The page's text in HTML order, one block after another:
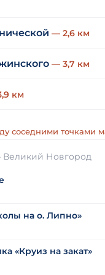
— 2,6 км
— 3,7 км
км
соседними точками
Великий Новгород
на о. Липно»
«Круиз на закат»